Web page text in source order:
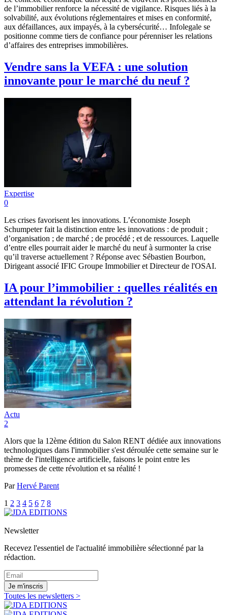
de l’immobilier renforce la nécessité de vigilance. Risques liés à la
solvabilité, aux évolutions réglementaires et mises en conformité,
aux défaillances, aux impayés, à la cybersécurité… Infolegale se
positionne comme tiers de confiance pour pérenniser les relations
d’affaires des entreprises immobilières.
Vendre sans la VEFA : une solution
innovante pour le marché du neuf ?
Expertise
0
Les crises favorisent les innovations. L’économiste Joseph
Schumpeter fait la distinction entre les innovations : de produit ;
d’organisation ; de marché ; de procédé ; et de ressources. Laquelle
d’entre elles pourrait aider le marché du neuf à surmonter la crise
qu’il traverse actuellement ? Réponse avec Sébastien Bourbon,
Dirigeant associé IFIC Groupe Immobilier et Directeur de l'OSAI.
IA pour l’immobilier : quelles réalités en
attendant la révolution ?
Actu
2
Alors que la 12ème édition du Salon RENT dédiée aux innovations
technologiques dans l'immobilier s'est déroulée cette semaine sur le
thème de l'intelligence artificielle, faisons le point entre les
promesses de cette révolution et sa réalité !
ParHervé Parent
1 2 3 4 5 6 7 8
Newsletter
Recevez l'essentiel de l'actualité immobilière sélectionné par la
rédaction.
Je m'inscris
Toutes les newsletters >